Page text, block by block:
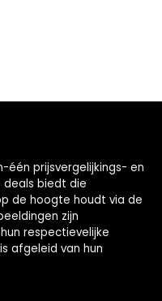
één prijsvergelijkings- en
biedt die
de hoogte houdt via de
zijn
respectievelijke
afgeleid van hun